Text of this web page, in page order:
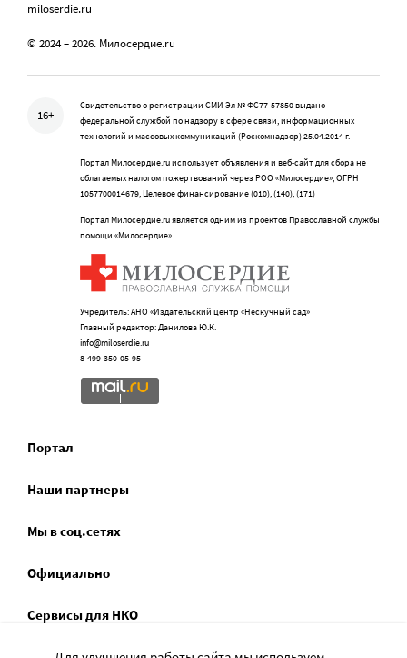
miloserdie.ru
© 2024 – 2026. Милосердие.ru
16+
Свидетельство о регистрации СМИ Эл № ФС77-57850 выдано
федеральной службой по надзору в сфере связи, информационных
технологий и массовых коммуникаций (Роскомнадзор) 25.04.2014 г.
Портал Милосердие.ru использует объявления и веб-сайт для сбора не
облагаемых налогом пожертвований через РОО «Милосердие», ОГРН
1057700014679, Целевое финансирование (010), (140), (171)
Портал Милосердие.ru является одним из проектов Православной службы
помощи «Милосердие»
Учредитель: АНО «Издательский центр «Нескучный сад»
Главный редактор: Данилова Ю.К.
info@miloserdie.ru
8-499-350-05-95
Портал
Наши партнеры
Мы в соц.сетях
Официально
Сервисы для НКО